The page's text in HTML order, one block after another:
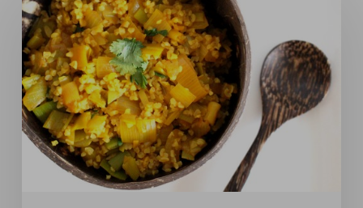
de
poireaux
aux
épices
&
boulgour